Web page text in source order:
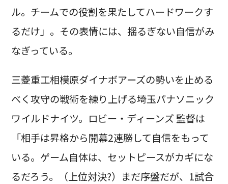
ル。チームでの役割を果たしてハードワークす
るだけ」。その表情には、揺るぎない自信がみ
なぎっている。
三菱重工相模原ダイナボアーズの勢いを止める
べく攻守の戦術を練り上げる埼玉パナソニック
ワイルドナイツ。ロビー・ディーンズ 監督は
「相手は昇格から開幕2連勝して自信をもって
いる。ゲーム自体は、セットピースがカギにな
るだろう。（上位対決?）まだ序盤だが、1試合